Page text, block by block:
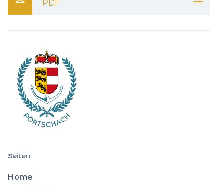
PDF
Seiten
Home